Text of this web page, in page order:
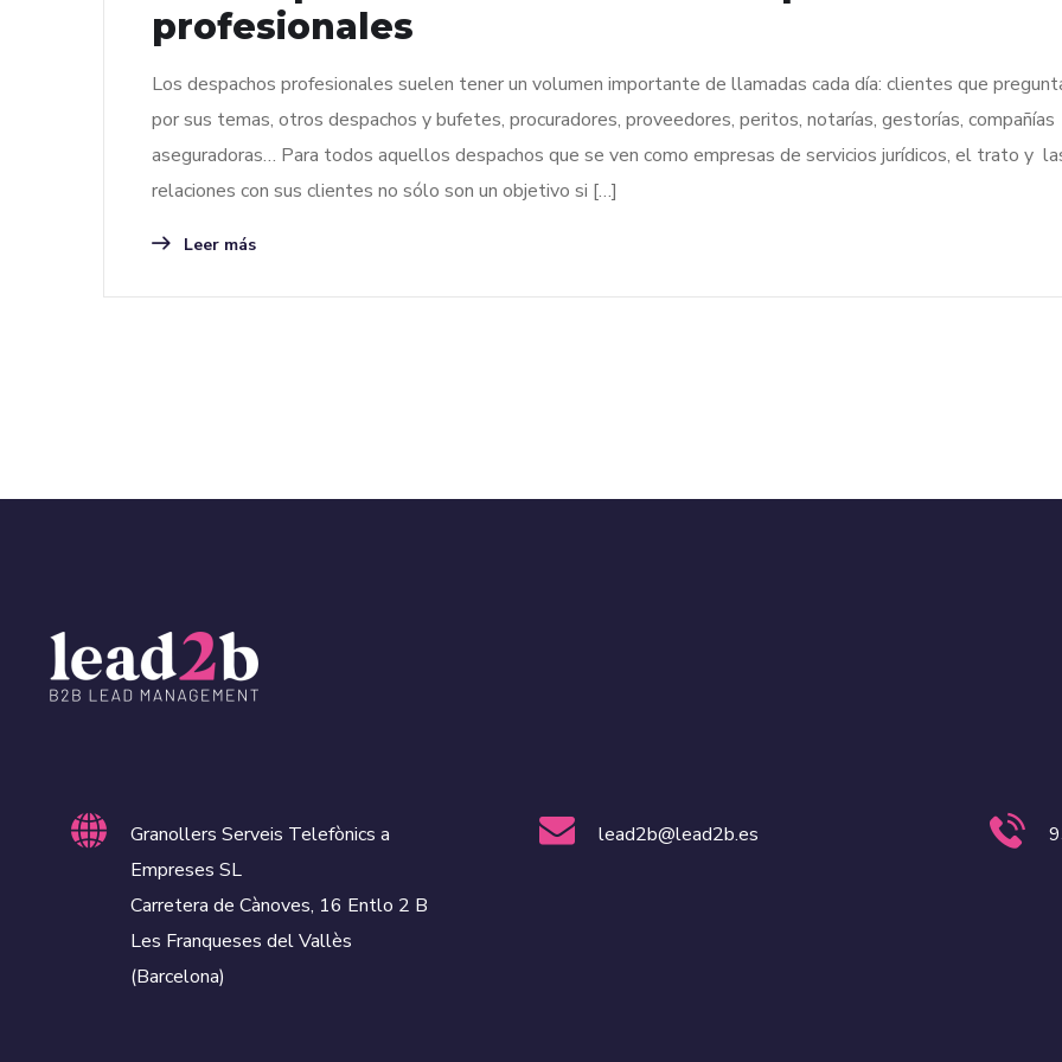
profesionales
Los despachos profesionales suelen tener un volumen importante de llamadas cada día: clientes que
por sus temas, otros despachos y bufetes, procuradores, proveedores, peritos, notarías, gestorías, compañías
aseguradoras… Para todos aquellos despachos que se ven como empresas de servicios jurídicos, el trato y
relaciones con sus clientes no sólo son un objetivo si […]
Leer más
Granollers Serveis Telefònics a
Empreses SL
Carretera de Cànoves, 16 Entlo 2 B
Les Franqueses del Vallès
(Barcelona)
lead2b@lead2b.es